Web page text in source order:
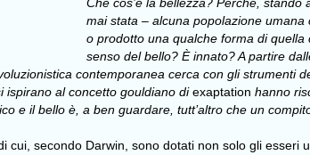
mai stata – alcuna popolazione
o prodotto una qualche forma di quella
senso del bello? È innato? A partire
contemporanea cerca con gli
ispirano al concetto gouldiano di exaptation hanno
e il bello è, a ben guardare, tutt’altro che un
cui, secondo Darwin, sono dotati non solo gli